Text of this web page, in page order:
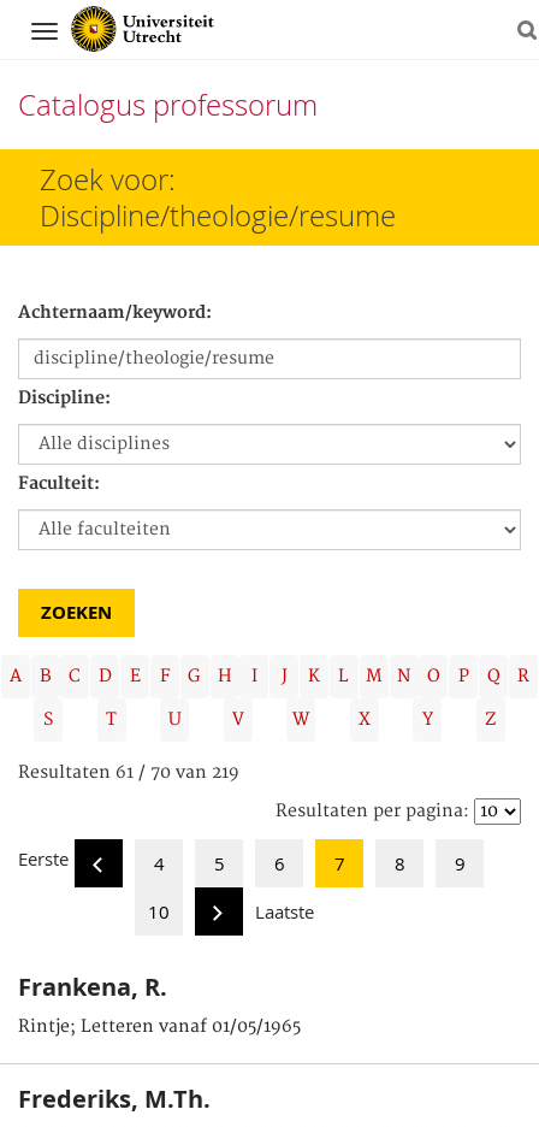
Navigation
Catalogus professorum
Direct
het
Zoek voor:
Discipline/theologie/resume
Achternaam/keyword:
Discipline:
Faculteit:
A B C D E F G H I J K L M N O P Q
R
S
T U V W X Y Z
Resultaten 61 / 70 van 219
Resultaten per pagina:
Eerste 4 5 6 7 8
9
10
Laatste
Frankena, R.
Rintje; Letteren vanaf 01/05/1965
Frederiks, M.Th.